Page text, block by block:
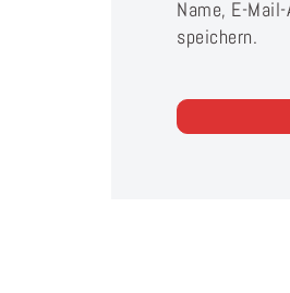
Name, E-
speichern.